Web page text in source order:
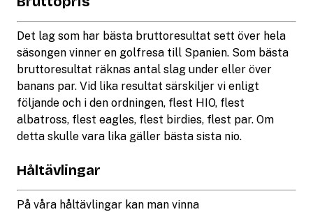
Det lag som har bästa bruttoresultat sett över hela
säsongen vinner en golfresa till Spanien. Som bästa
bruttoresultat räknas antal slag under eller över
banans par. Vid lika resultat särskiljer vi enligt
följande och i den ordningen, flest HIO, flest
albatross, flest eagles, flest birdies, flest par. Om
detta skulle vara lika gäller bästa sista nio.
Håltävlingar
På våra håltävlingar kan man vinna